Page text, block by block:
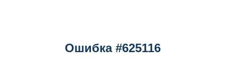
Ошибка #625116